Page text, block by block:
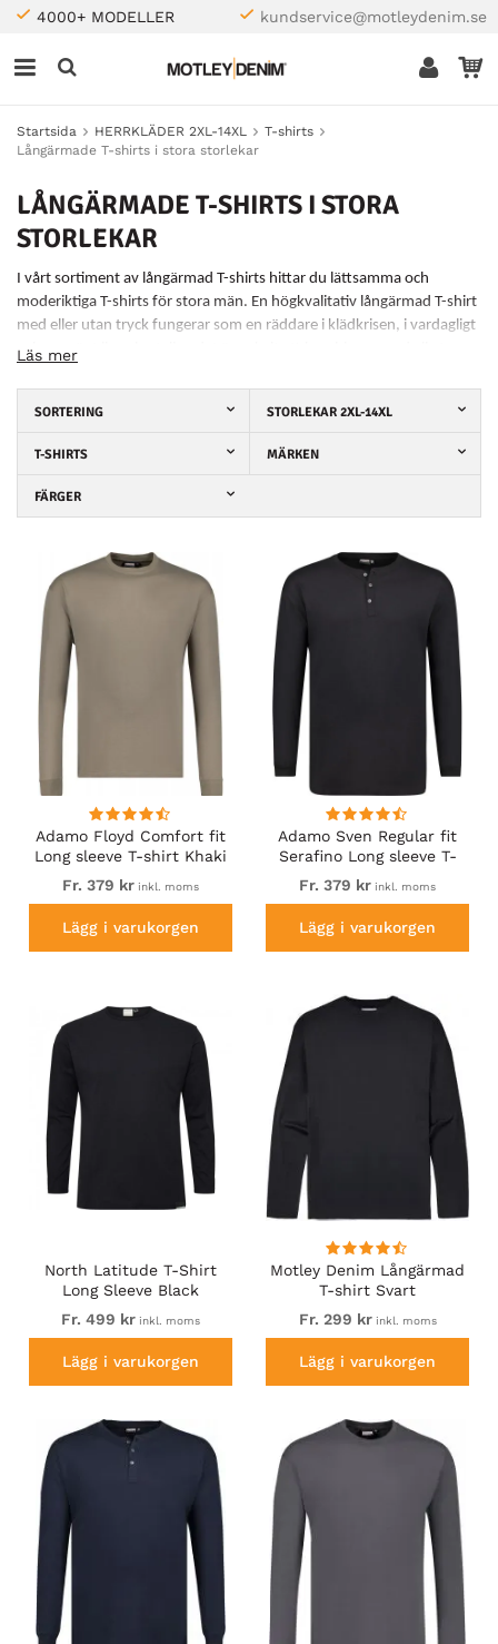
4000+ MODELLER kundservice@motleydenim.se
Startsida HERRKLÄDER 2XL-14XL
T-shirts
Långärmade T-shirts i stora storlekar
LÅNGÄRMADE T-SHIRTS I STORA
STORLEKAR
I vårt sortiment av långärmad T-shirts hittar du lättsamma och
moderiktiga T-shirts för stora män. En högkvalitativ långärmad T-shirt
med eller utan tryck fungerar som en räddare i klädkrisen, i vardagligt
och avspänt liv och uteliv - det är enkelt att kombinera med alla typer
Läs mer
SORTERING STORLEKAR 2XL-14XL
T-SHIRTS MÄRKEN
FÄRGER
Adamo Floyd Comfort fit
Long sleeve T-shirt Khaki
Fr. 379 krinkl. moms
Lägg i varukorgen
Adamo Sven Regular fit
Serafino Long sleeve T-
shirt Black
Fr. 379 kr inkl. moms
Lägg i varukorgen
North Latitude T-Shirt
Long Sleeve Black
Fr. 499 krinkl. moms
Lägg i varukorgen
Motley Denim Långärmad
T-shirt Svart
Fr. 299 krinkl. moms
Lägg i varukorgen